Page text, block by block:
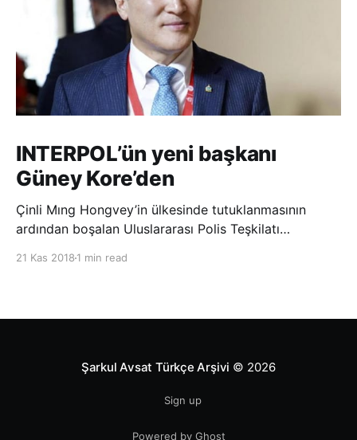
INTERPOL’ün yeni başkanı
Güney Kore’den
Çinli Mıng Hongvey’in ülkesinde tutuklanmasının
ardından boşalan Uluslararası Polis Teşkilatı
21 Kas 2018 1 min read
Şarkul Avsat Türkçe Arşivi © 2026
Sign up
Powered by Ghost